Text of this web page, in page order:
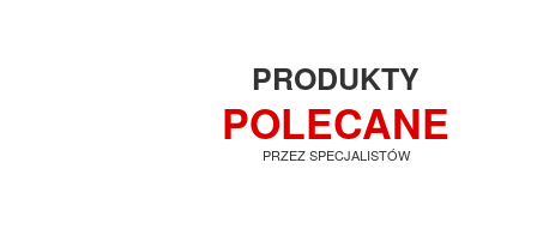
PRODUKTY
POLECANE
PRZEZ SPECJALISTÓW